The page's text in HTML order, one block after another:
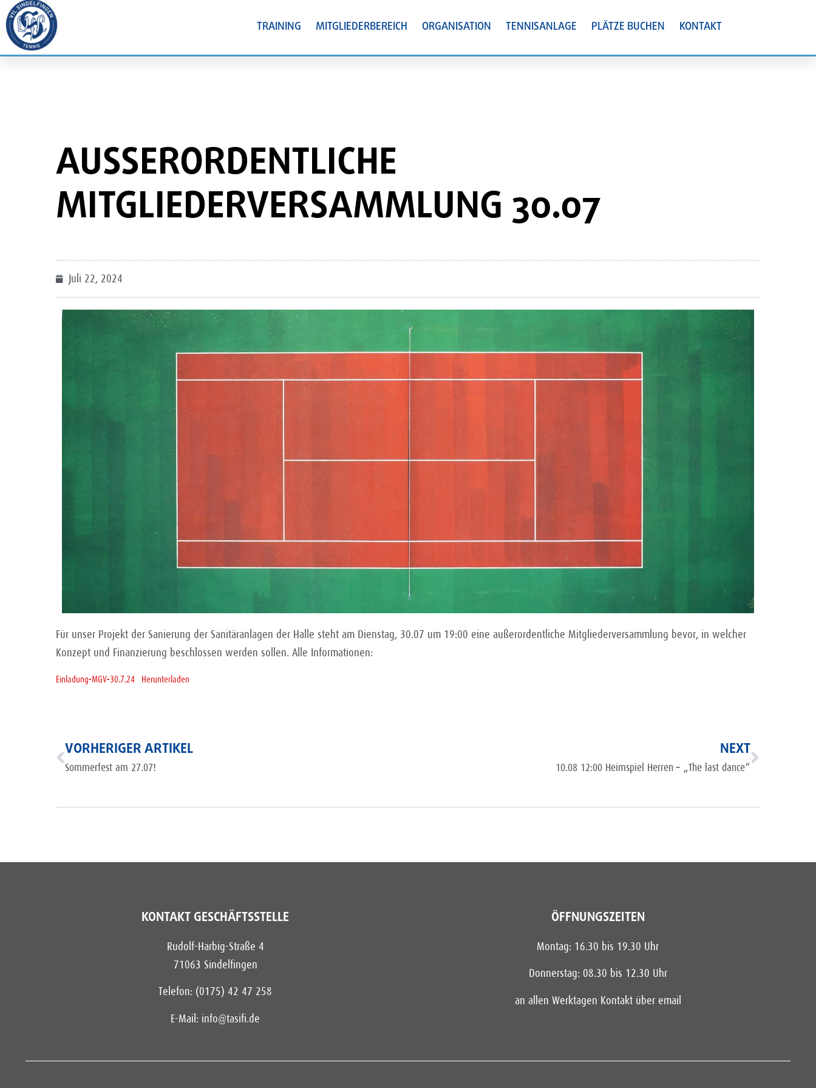
TRAINING MITGLIEDERBEREICH ORGANISATION TENNISANLAGE PLÄTZE BUCHEN KONTAKT
AUSSERORDENTLICHE M
ITGLIEDERVERSAMMLUNG 30.07
Juli 22, 2024
Für unser Projekt der Sanierung der Sanitäranlagen der Halle steht am Dienstag, 30.07 um 19:00 eine außerordentliche Mitgliederversammlung bevor, in welcher
Konzept und Finanzierung beschlossen werden sollen. Alle Informationen:
Einladung-MGV-30.7.24 Herunterladen
VORHERIGER ARTIKEL
Sommerfest am 27.07!
NEXT
10.08 12:00 Heimspiel Herren – „The last dance“
KONTAKT GESCHÄFTSSTELLE
Rudolf-Harbig-Straße 4
71063 Sindelfingen
Telefon: (0175) 42 47 258
E-Mail: info@tasifi.de
ÖFFNUNGSZEITEN
Montag: 16.30 bis 19.30 Uhr
Donnerstag: 08.30 bis 12.30 Uhr
an allen Werktagen Kontakt über email